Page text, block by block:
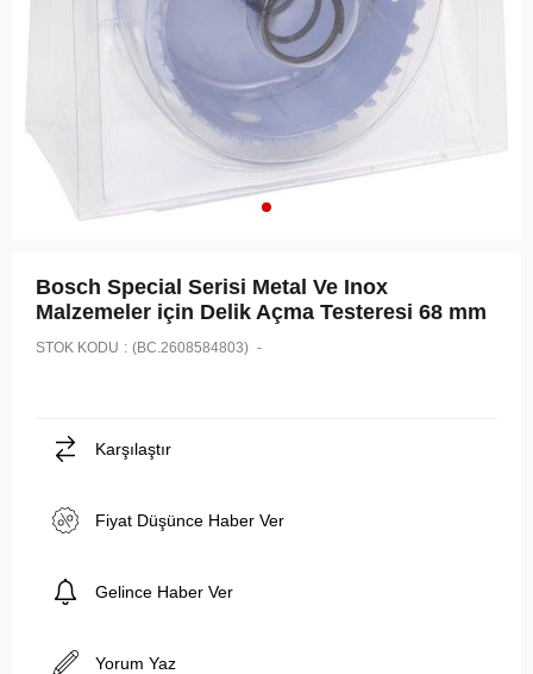
Bosch Special Serisi Metal Ve Inox
Malzemeler için Delik Açma Testeresi 68 mm
STOK KODU (BC.2608584803)
Karşılaştır
Fiyat Düşünce Haber Ver
Gelince Haber Ver
Yorum Yaz